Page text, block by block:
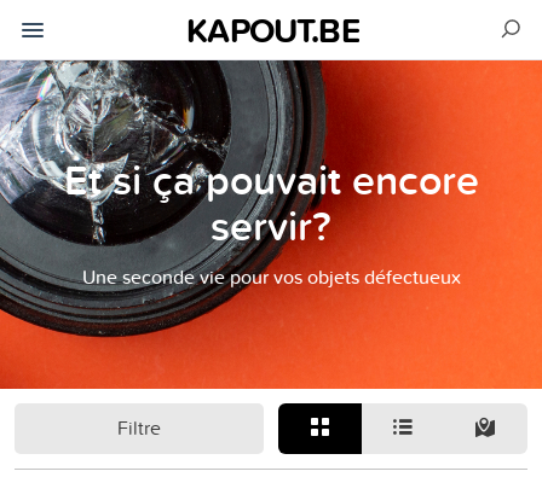
KAPOUT.BE
Et si ça pouvait encore
servir?
Une seconde vie pour vos objets défectueux
Filtre